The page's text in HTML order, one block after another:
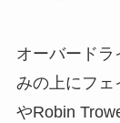
オーバード
みの上にフェ
やRobin